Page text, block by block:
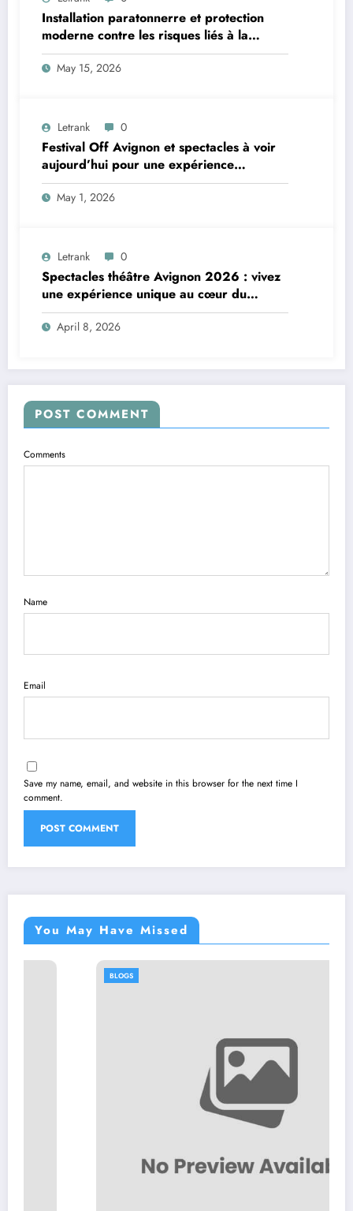
Installation paratonnerre et protection
moderne contre les risques liés à la
foudre
May 15, 2026
Letrank 0
Festival Off Avignon et spectacles à voir
aujourd’hui pour une expérience
théâtrale unique
May 1, 2026
Letrank 0
Spectacles théâtre Avignon 2026 : vivez
une expérience unique au cœur du
Festival Off
April 8, 2026
POST COMMENT
Comments
Name
Email
Save my name, email, and website in this browser for the next time I
comment.
You May Have Missed